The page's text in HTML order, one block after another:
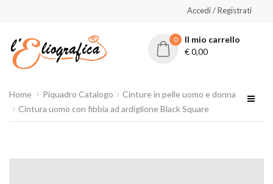
Accedi / Registrati
0
Il mio carrello
€0,00
Home Piquadro Catalogo
Cinture in pelle uomo e donna
Cintura uomo con fibbia ad ardiglione Black Square